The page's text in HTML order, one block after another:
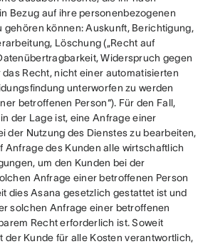
Bezug auf ihre personenbezogenen
gehören können: Auskunft, Berichtigung,
Löschung („Recht auf
Widerspruch gegen
Recht, nicht einer automatisierten
unterworfen zu werden
betroffenen Person“). Für den Fall,
der Lage ist, eine Anfrage einer
der Nutzung des Dienstes zu bearbeiten,
Anfrage des Kunden alle wirtschaftlich
um den Kunden bei der
Anfrage einer betroffenen Person
dies Asana gesetzlich gestattet ist und
solchen Anfrage einer betroffenen
Recht erforderlich ist. Soweit
der Kunde für alle Kosten verantwortlich,